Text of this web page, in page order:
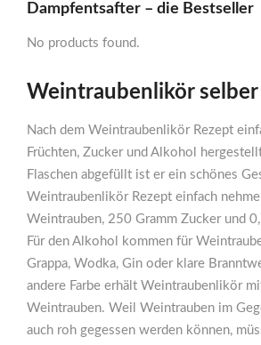
Dampfentsafter – die Bestseller
No products found.
Weintraubenlikör selber
Nach dem Weintraubenlikör Rezept
Früchten, Zucker und Alkohol
Flaschen abgefüllt ist er ein schönes
Weintraubenlikör Rezept einfach
Weintrauben, 250 Gramm Zucker und
Für den Alkohol kommen für
Grappa, Wodka, Gin oder klare
andere Farbe erhält Weintraubenlikör
Weintrauben. Weil Weintrauben im
auch roh gegessen werden können,